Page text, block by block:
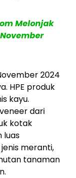
Melonjak
2024
HPE produk
kayu.
dari
kotak
luas
meranti,
tanaman